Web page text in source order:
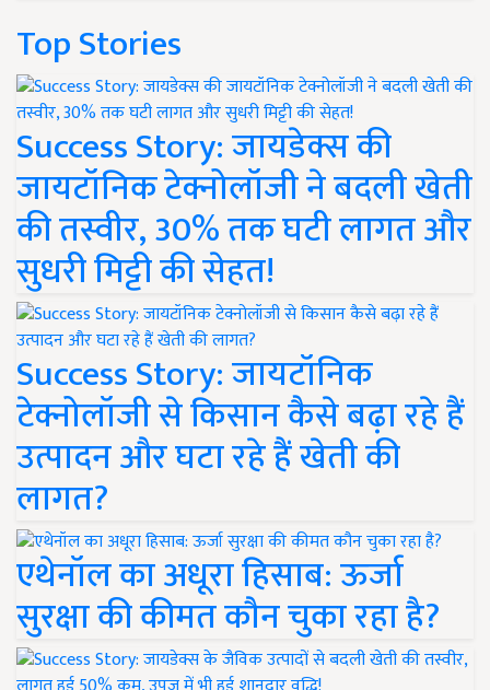
Top Stories
Success Story: जायडेक्स की
जायटॉनिक टेक्नोलॉजी ने बदली खेती
की तस्वीर, 30% तक घटी लागत और
सुधरी मिट्टी की सेहत!
Success Story: जायटॉनिक
टेक्नोलॉजी से किसान कैसे बढ़ा रहे हैं
उत्पादन और घटा रहे हैं खेती की
लागत?
एथेनॉल का अधूरा हिसाब: ऊर्जा
सुरक्षा की कीमत कौन चुका रहा है?